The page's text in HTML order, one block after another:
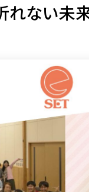
埼玉
福井
大阪
岡山
愛媛
長崎 熊本
ない未